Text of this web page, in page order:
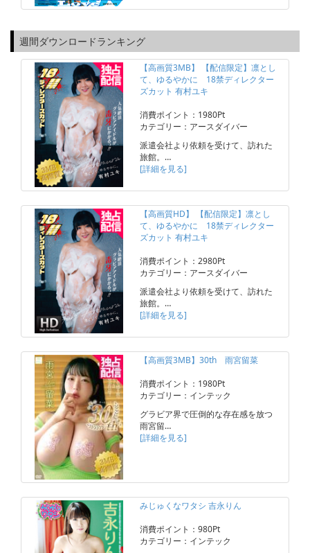
週間ダウンロードランキング
【高画質3MB】 【配信限定】凛とし
て、ゆるやかに 18禁ディレクター
ズカット 有村ユキ
消費ポイント：1980Pt
カテゴリー：アースダイバー
派遣会社より依頼を受けて、訪れた
旅館。…
[詳細を見る]
【高画質HD】 【配信限定】凛とし
て、ゆるやかに 18禁ディレクター
ズカット 有村ユキ
消費ポイント：2980Pt
カテゴリー：アースダイバー
派遣会社より依頼を受けて、訪れた
旅館。…
[詳細を見る]
【高画質3MB】30th 雨宮留菜
消費ポイント：1980Pt
カテゴリー：インテック
グラビア界で圧倒的な存在感を放つ
雨宮留…
[詳細を見る]
みじゅくなワタシ 吉永りん
消費ポイント：980Pt
カテゴリー：インテック